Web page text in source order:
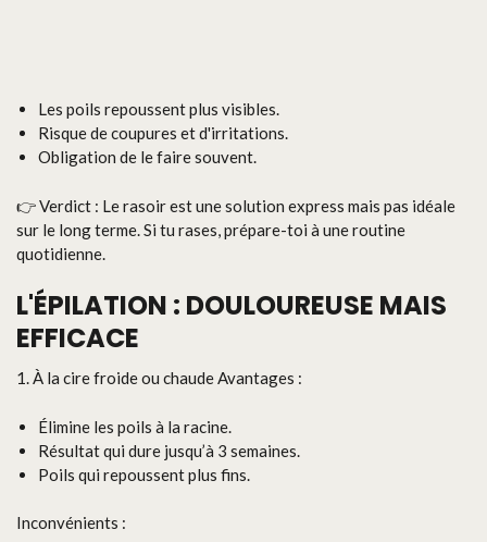
Les poils repoussent plus visibles.
Risque de coupures et d'irritations.
Obligation de le faire souvent.
👉 Verdict : Le rasoir est une solution express mais pas idéale
sur le long terme. Si tu rases, prépare-toi à une routine
quotidienne.
L'ÉPILATION : DOULOUREUSE MAIS
EFFICACE
1. À la cire froide ou chaude Avantages :
Élimine les poils à la racine.
Résultat qui dure jusqu’à 3 semaines.
Poils qui repoussent plus fins.
Inconvénients :